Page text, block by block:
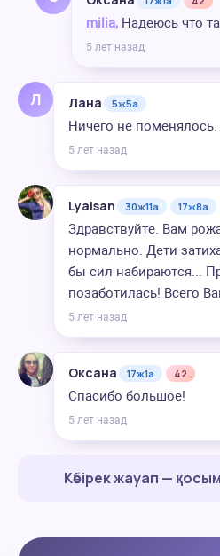
milia, Надеюсь что
5 лет назад
Л Лана 5ж5а
Ничего не поменялось.
5 лет назад
Lyaisan 30ж11а 17ж8а
Здравствуйте. Вам
нормально. Дети
бы сил набираются...
позаботилась! Всего
5 лет назад
Оксана 17ж1а 42
Спасибо большое!
5 лет назад
Көбірек жауап —